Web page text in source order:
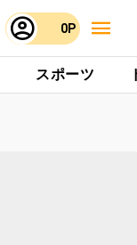
0P
スポーツ